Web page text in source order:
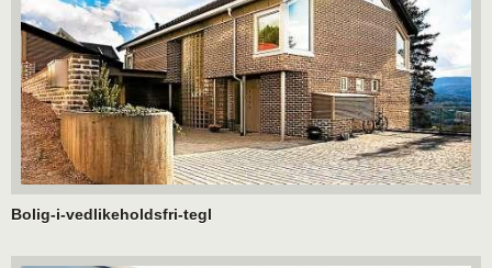
Bolig-i-vedlikeholdsfri-tegl